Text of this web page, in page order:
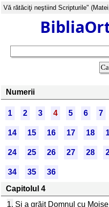
Vă rătăciţi neştiind Scripturile"
Numerii
1 2 3 4 5 6 7
14 15 16 17 18
24 25 26 27 28
34 35
36
Capitolul 4
1. Şi a grăit Domnul cu